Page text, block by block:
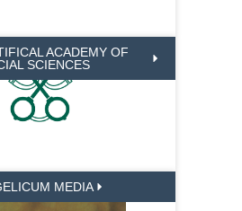
ACADEMY OF
SCIENCES
MEDIA